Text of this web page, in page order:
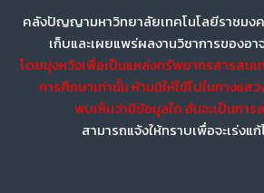
คลังปัญญามหาวิทยาลัยเทคโนโลยีราชม
เก็บและเผยแพร่ผลงานวิชาการของอ
โดยมุ่งหวังเพื่อเป็นแหล่งทรัพยากรสารสนเ
การศึกษาเท่านั้น ห้ามมิให้ใช้ไปในทางแส
พบเห็นว่ามีข้อมูลใด อันจะเป็นการ
สามารถแจ้งให้ทราบเพื่อจะเร่งแ